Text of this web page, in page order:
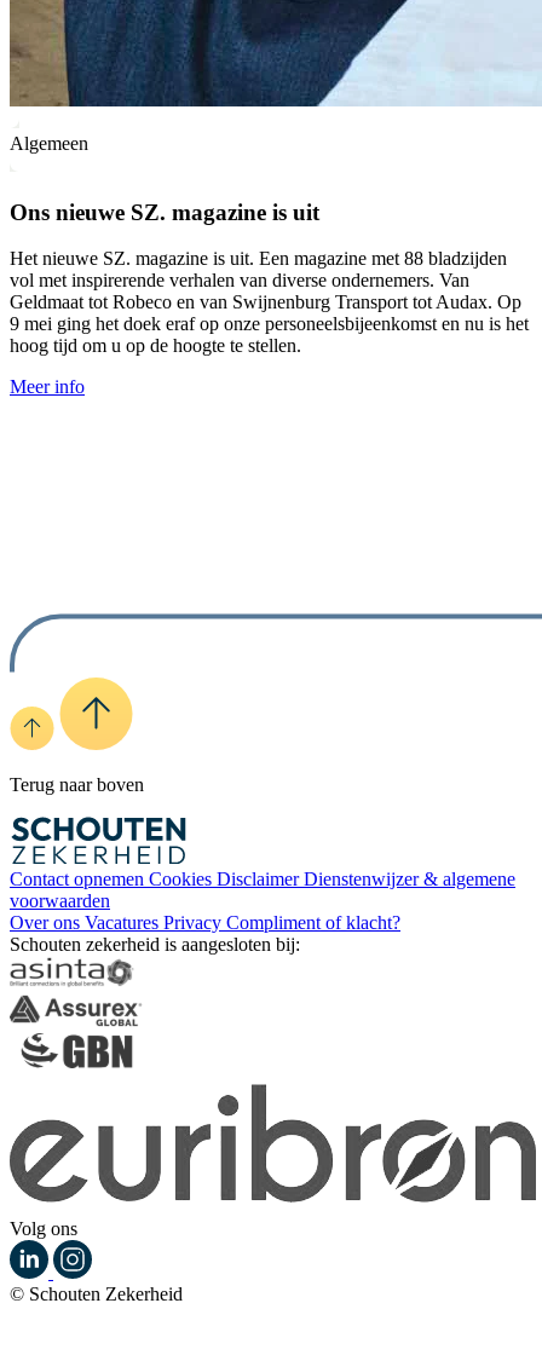
Algemeen
Ons nieuwe SZ. magazine is uit
Het nieuwe SZ. magazine is uit. Een magazine met 88 bladzijden
vol met inspirerende verhalen van diverse ondernemers. Van
Geldmaat tot Robeco en van Swijnenburg Transport tot Audax. Op
9 mei ging het doek eraf op onze personeelsbijeenkomst en nu is het
hoog tijd om u op de hoogte te stellen.
Meer info
Terug naar boven
Contact opnemen Cookies DisclaimerDienstenwijzer & algemene
voorwaarden
Over ons Vacatures Privacy Compliment of klacht?
Schouten zekerheid is aangesloten bij:
Volg ons
© Schouten Zekerheid